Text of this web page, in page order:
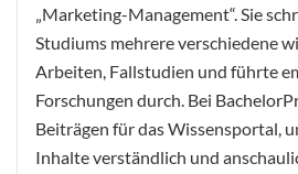
„Marketing-Management“. Sie
Studiums mehrere verschiedene
Arbeiten, Fallstudien und führte
Forschungen durch. Bei
Beiträgen für das Wissensportal,
Inhalte verständlich und